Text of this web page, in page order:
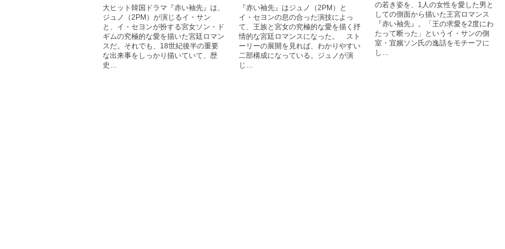
大ヒット韓国ドラマ『赤い袖先』は、
ジュノ（2PM）が演じるイ・サン
と、イ・セヨンが扮する宮女ソン・ド
ギムの究極的な愛を描いた宮廷ロマン
スだ。それでも、18世紀後半の重要
な出来事をしっかり描いていて、歴
史…
『赤い袖先』はジュノ（2PM）と
イ・セヨンの息の合った演技によっ
て、王族と宮女の究極的な愛を描く抒
情的な宮廷ロマンスになった。 スト
ーリーの展開を見れば、わかりやすい
二部構成になっている。ジュノが演
じ…
の若き姿を、1人の女性を愛した男と
しての側面から描いた王宮ロマンス
『赤い袖先』。「王の求愛を2度にわ
たって断った」というイ・サンの側
室・宜嬪ソン氏の逸話をモチーフに
し…